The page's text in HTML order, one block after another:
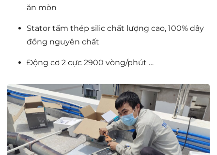
ăn mòn
Stator tấm thép silic chất lượng cao, 100% dây
đồng nguyên chất
Động cơ 2 cực 2900 vòng/phút …